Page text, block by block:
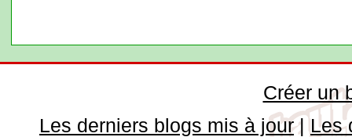
Créer un
Les derniers blogs mis à jour|Les